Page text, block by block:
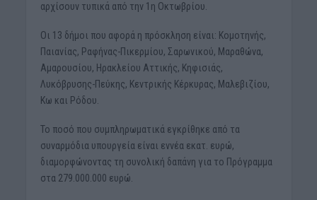
αρχίσουν τυπικά από την 1η Οκτωβρίου.
Οι 13 δήμοι που αφορά η πρόσκληση είναι: Κομοτηνής,
Παιανίας, Ραφήνας-Πικερμίου, Σαρωνικού, Μαραθώνα,
Αμαρουσίου, Ηρακλείου Αττικής, Κηφισιάς,
Λυκόβρυσης-Πεύκης, Κεντρικής Κέρκυρας, Μαλεβιζίου,
Κω και Ρόδου.
Το ποσό που συμπληρωματικά εγκρίθηκε από τα
συναρμόδια υπουργεία είναι εννέα εκατ. ευρώ,
διαμορφώνοντας τη συνολική δαπάνη για το Πρόγραμμα
στα 279.000.000 ευρώ.